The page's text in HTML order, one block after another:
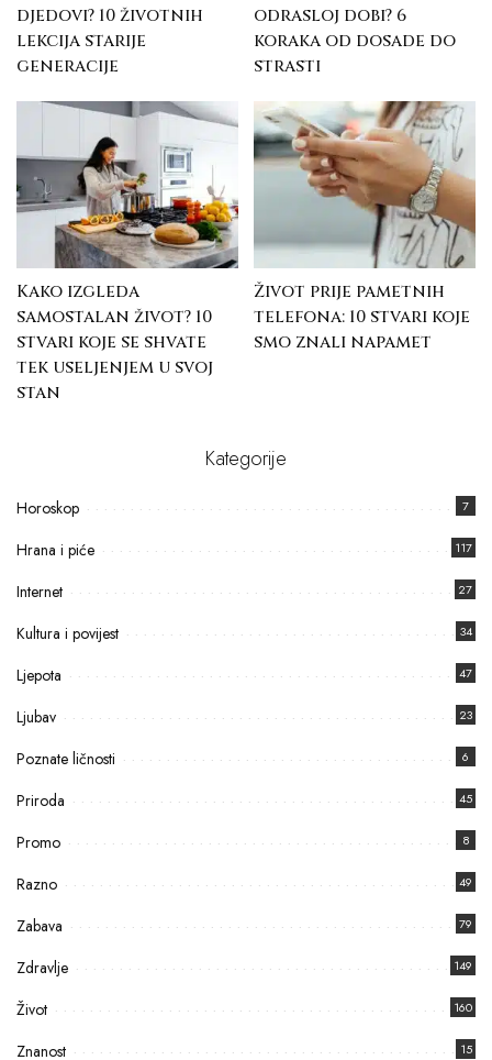
djedovi? 10 životnih
lekcija starije
generacije
odrasloj dobi? 6
koraka od dosade do
strasti
Kako izgleda
samostalan život? 10
stvari koje se shvate
tek useljenjem u svoj
stan
Život prije pametnih
telefona: 10 stvari koje
smo znali napamet
Kategorije
Horoskop 7
Hrana i piće 117
Internet 27
Kultura i povijest 34
Ljepota 47
Ljubav 23
Poznate ličnosti 6
Priroda 45
Promo 8
Razno 49
Zabava 79
Zdravlje 149
Život 160
Znanost 15